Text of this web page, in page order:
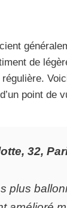
de
point de
32,
plus